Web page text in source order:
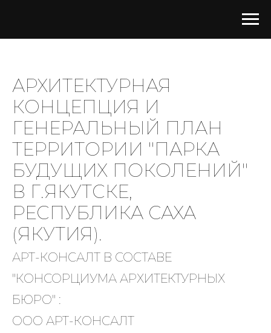
АРХИТЕКТУРНАЯ
КОНЦЕПЦИЯ И
ГЕНЕРАЛЬНЫЙ ПЛАН
ТЕРРИТОРИИ "ПАРКА
БУДУЩИХ ПОКОЛЕНИЙ"
В Г.ЯКУТСКЕ,
РЕСПУБЛИКА САХА
(ЯКУТИЯ).
АРТ-КОНСАЛТ В СОСТАВЕ
"КОНСОРЦИУМА АРХИТЕКТУРНЫХ
БЮРО" :
ООО АРТ-КОНСАЛТ